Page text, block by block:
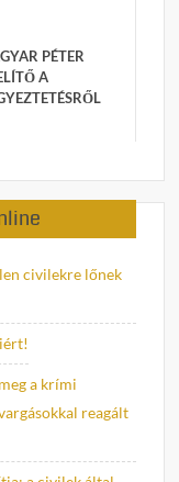
PÉTER
A
civilekre lőnek
a krími
reagált